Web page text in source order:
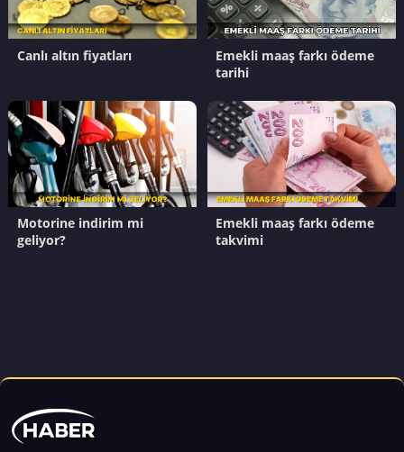
Canlı altın fiyatları
Emekli maaş farkı ödeme
tarihi
Motorine indirim mi
geliyor?
Emekli maaş farkı ödeme
takvimi